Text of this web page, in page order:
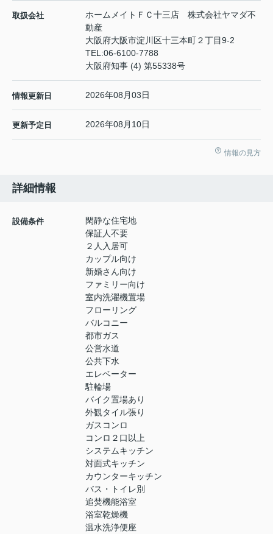
取扱会社
ホームメイトＦＣ十三店 株式会社ヤマダ不
動産
大阪府大阪市淀川区十三本町２丁目9-2
TEL:06-6100-7788
大阪府知事 (4) 第55338号
情報更新日 2026年08月03日
更新予定日 2026年08月10日
情報の見方
詳細情報
設備条件
閑静な住宅地
保証人不要
２人入居可
カップル向け
新婚さん向け
ファミリー向け
室内洗濯機置場
フローリング
バルコニー
都市ガス
公営水道
公共下水
エレベーター
駐輪場
バイク置場あり
外観タイル張り
ガスコンロ
コンロ２口以上
システムキッチン
対面式キッチン
カウンターキッチン
バス・トイレ別
追焚機能浴室
浴室乾燥機
温水洗浄便座